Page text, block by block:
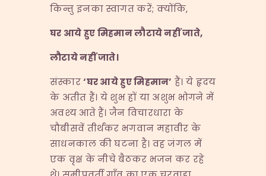
किन्तु इनका स्वागत करें; क्योंकि,
घर आये हुए मिहमान लौटाये नहीं जाते,
लौटाये नहीं जाते।
संस्कार‘घर आये हुए मिहमान’ हैं। ये हृदय
के अतीत हैं। ये शुभ हों या अशुभ भोगने में
अवश्य आते हैं। जैन विचारधारा के
चौबीसवें तीर्थंकर भगवान महावीर के
साधनकाल की घटना है। वह जंगल में
एक वृक्ष के नीचे बैठकर भजन कर रहे